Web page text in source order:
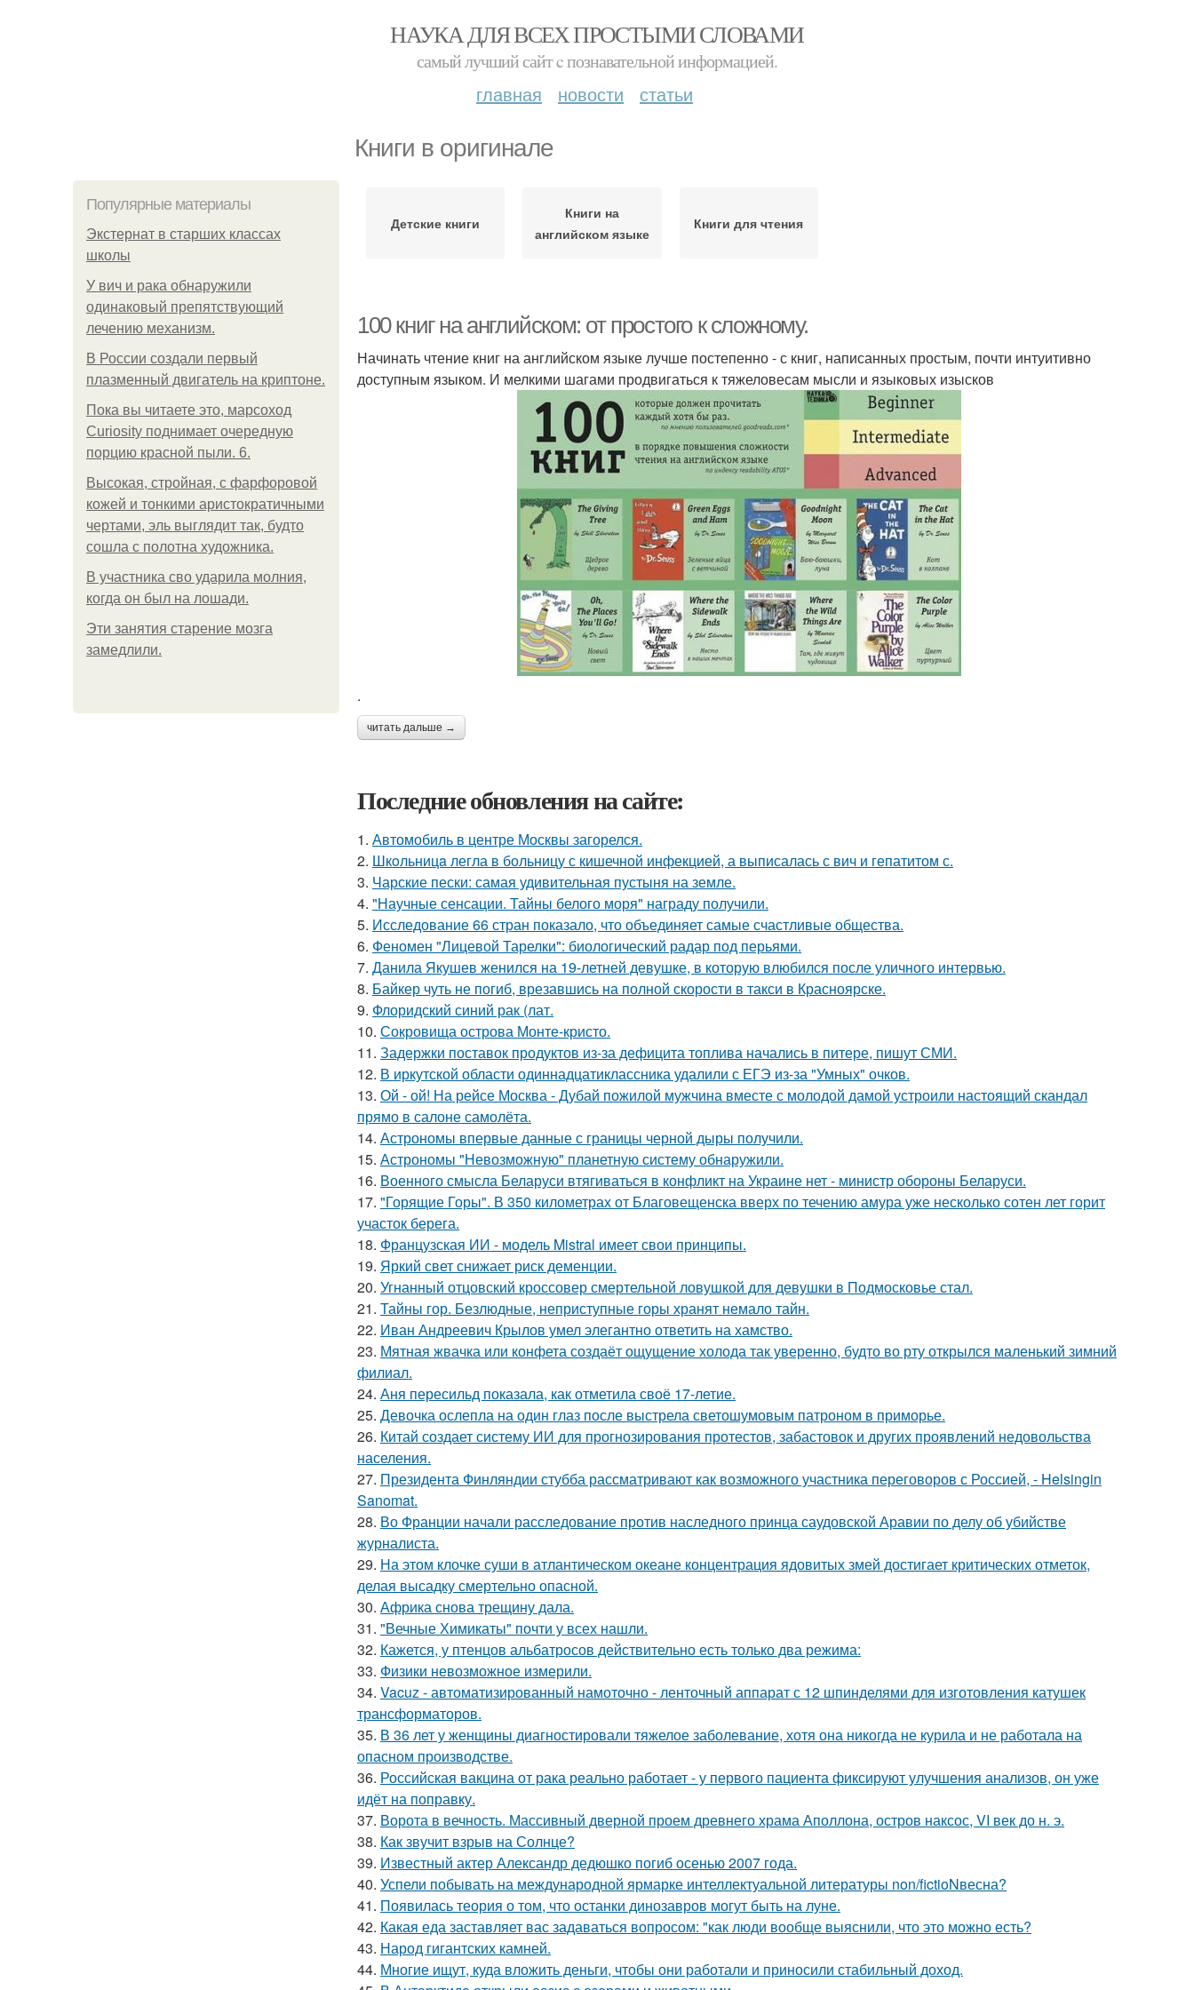
НАУКА ДЛЯ ВСЕХ ПРОСТЫМИ СЛОВАМИ
самый лучший сайт c познавательной информацией.
главная новости статьи
Книги в оригинале
Популярные материалы
Экстернат в старших классах
школы
У вич и рака обнаружили
одинаковый препятствующий
лечению механизм.
В России создали первый
плазменный двигатель на криптоне.
Пока вы читаете это, марсоход
Curiosity поднимает очередную
порцию красной пыли. 6.
Высокая, стройная, с фарфоровой
кожей и тонкими аристократичными
чертами, эль выглядит так, будто
сошла с полотна художника.
В участника сво ударила молния,
когда он был на лошади.
Эти занятия старение мозга
замедлили.
Детские книги
Книги на
английском языке
Книги для чтения
100 книг на английском: от простого к сложному.
Начинать чтение книг на английском языке лучше постепенно - с книг, написанных простым, почти интуитивно
доступным языком. И мелкими шагами продвигаться к тяжеловесам мысли и языковых изысков
.
читать дальше →
Последние обновления на сайте:
1. Автомобиль в центре Москвы загорелся.
2. Шкoльницa легла в больницу с кишечной инфекцией, а выписалась с вич и гепатитом с.
3. Чарские пески: самая удивительная пустыня на земле.
4. "Научные сенсации. Тайны белого моря" награду получили.
5. Исследование 66 стран показало, что объединяет самые счастливые общества.
6. Феномен "Лицевой Тарелки": биологический радар под перьями.
7. Данила Якушев женился на 19-летней девушке, в которую влюбился после уличного интервью.
8. Байкер чуть не погиб, врезавшись на полной скорости в такси в Красноярске.
9. Флоридский синий рак (лат.
10. Сокровища острова Монте-кристо.
11. Задержки поставок продуктов из-за дефицита топлива начались в питере, пишут СМИ.
12. В иркутской области одиннадцатиклассника удалили с ЕГЭ из-за "Умных" очков.
13. Ой - ой! На рейсе Москва - Дубай пожилой мужчина вместе с молодой дамой устроили настоящий скандал
прямо в салоне самолёта.
14. Астрономы впервые данные с границы черной дыры получили.
15. Астрономы "Невозможную" планетную систему обнаружили.
16. Военного смысла Беларуси втягиваться в конфликт на Украине нет - министр обороны Беларуси.
17. "Горящие Горы". В 350 километрах от Благовещенска вверх по течению амура уже несколько сотен лет горит
участок берега.
18. Французская ИИ - модель Mistral имеет свои принципы.
19. Яркий свет снижает риск деменции.
20. Угнанный отцовский кроссовер смертельной ловушкой для девушки в Подмосковье стал.
21. Тайны гор. Безлюдные, неприступные горы хранят немало тайн.
22. Иван Андреевич Крылов умел элегантно ответить на хамство.
23. Мятная жвачка или конфета создаёт ощущение холода так уверенно, будто во рту открылся маленький зимний
филиал.
24. Аня пересильд показала, как отметила своё 17-летие.
25. Девочка ослепла на один глаз после выстрела светошумовым патроном в приморье.
26. Китай создает систему ИИ для прогнозирования протестов, забастовок и других проявлений недовольства
населения.
27. Президента Финляндии стубба рассматривают как возможного участника переговоров с Россией, - Helsingin
Sanomat.
28. Во Франции начали расследование против наследного принца саудовской Аравии по делу об убийстве
журналиста.
29. На этом клочке суши в атлантическом океане концентрация ядовитых змей достигает критических отметок,
делая высадку смертельно опасной.
30. Африка снова трещину дала.
31. "Вечные Химикаты" почти у всех нашли.
32. Кажется, у птенцов альбатросов действительно есть только два режима:
33. Физики невозможное измерили.
34. Vacuz - автоматизированный намоточно - ленточный аппарат с 12 шпинделями для изготовления катушек
трансформаторов.
35. В 36 лет у женщины диагностировали тяжелое заболевание, хотя она никогда не курила и не работала на
опасном производстве.
36. Российская вакцина от рака реально работает - у первого пациента фиксируют улучшения анализов, он уже
идёт на поправку.
37. Ворота в вечность. Массивный дверной проем древнего храма Аполлона, остров наксос, VI век до н. э.
38. Как звучит взрыв на Солнце?
39. Известный актер Александр дедюшко погиб осенью 2007 года.
40. Успели побывать на международной ярмарке интеллектуальной литературы non/fictioNвесна?
41. Появилась теория о том, что останки динозавров могут быть на луне.
42. Какая еда заставляет вас задаваться вопросом: "как люди вообще выяснили, что это можно есть?
43. Народ гигантских камней.
44. Многие ищут, куда вложить деньги, чтобы они работали и приносили стабильный доход.